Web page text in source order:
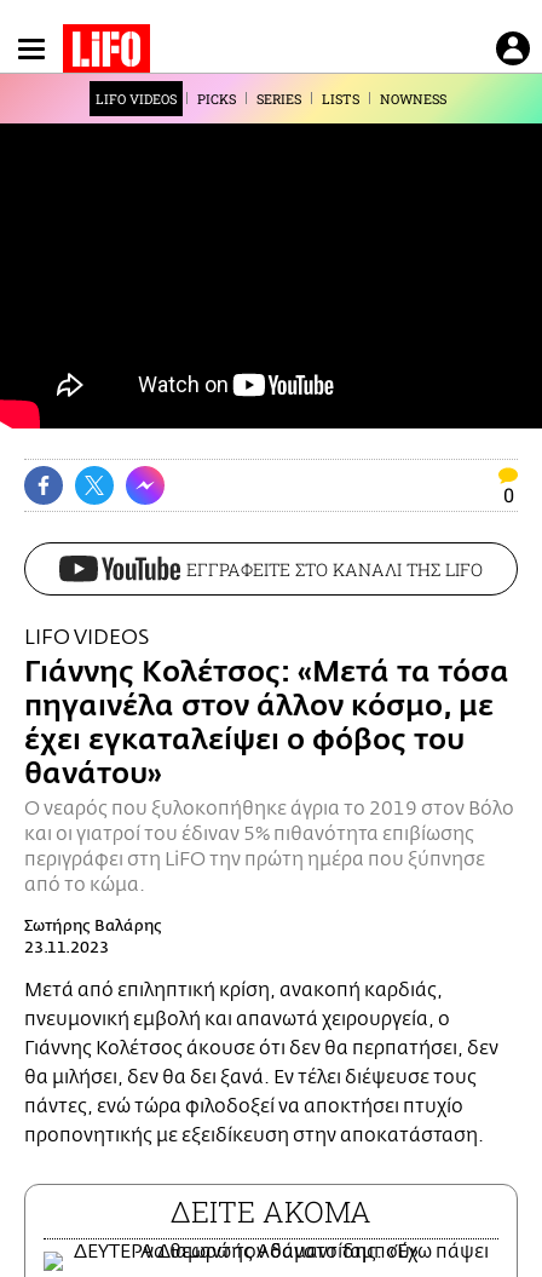
Παράκαμψη
προς
κυρίως
LIFO VIDEOS PICKS SERIES LISTS NOWNESS
0
ΕΓΓΡΑΦΕΙΤΕ ΣΤΟ ΚΑΝΑΛΙ ΤΗΣ LIFO
LIFO VIDEOS
Γιάννης Κολέτσος: «Μετά τα τόσα
πηγαινέλα στον άλλον κόσμο, με
έχει εγκαταλείψει ο φόβος του
θανάτου»
Ο νεαρός που ξυλοκοπήθηκε άγρια το 2019 στον Βόλο
και οι γιατροί του έδιναν 5% πιθανότητα επιβίωσης
περιγράφει στη LiFO την πρώτη ημέρα που ξύπνησε
από το κώμα.
Σωτήρης Βαλάρης
23.11.2023
Μετά από επιληπτική κρίση, ανακοπή καρδιάς,
πνευμονική εμβολή και απανωτά χειρουργεία, ο
Γιάννης Κολέτσος άκουσε ότι δεν θα περπατήσει, δεν
θα μιλήσει, δεν θα δει ξανά. Εν τέλει διέψευσε τους
πάντες, ενώ τώρα φιλοδοξεί να αποκτήσει πτυχίο
προπονητικής με εξειδίκευση στην αποκατάσταση.
ΔΕΙΤΕ ΑΚΟΜΑ